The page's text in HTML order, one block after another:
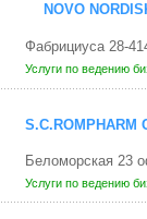
NOVO
Фабрициуса 28-
Услуги по ведению
Беломорская 23
Услуги по ведению